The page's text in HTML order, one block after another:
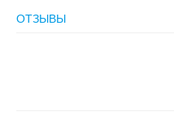
ОТЗЫВЫ